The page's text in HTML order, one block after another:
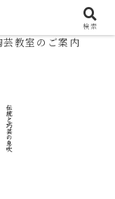
芸教室のご案内
検索